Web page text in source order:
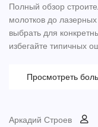
Полный обзор
молотков до
выбрать для
избегайте типичных
Просмотреть
Аркадий Строев